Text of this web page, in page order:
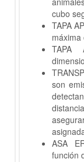
cubo
TAPA
máxima
TAPA
son
ASA
función